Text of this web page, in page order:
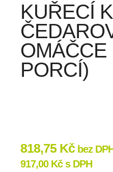
KUŘECÍ
OMÁČCE
PORCÍ)
818,75 Kč bez
917,00 Kčs DPH